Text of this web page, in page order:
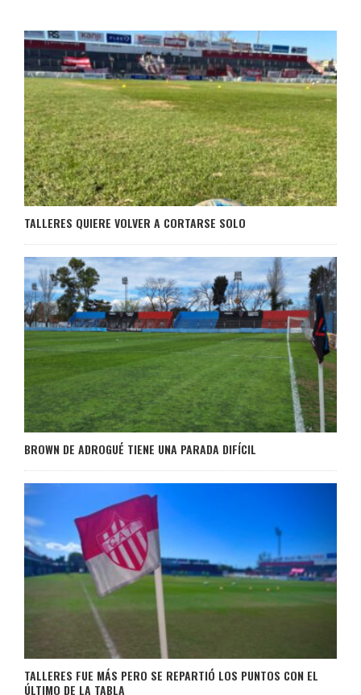
TALLERES QUIERE VOLVER A CORTARSE SOLO
BROWN DE ADROGUÉ TIENE UNA PARADA DIFÍCIL
TALLERES FUE MÁS PERO SE REPARTIÓ LOS PUNTOS CON EL
ÚLTIMO DE LA TABLA